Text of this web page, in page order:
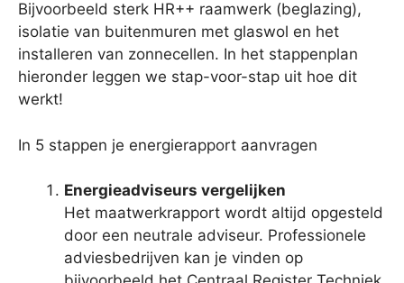
Bijvoorbeeld sterk HR++ raamwerk (beglazing),
isolatie van buitenmuren met glaswol en het
installeren van zonnecellen. In het stappenplan
hieronder leggen we stap-voor-stap uit hoe dit
werkt!
In 5 stappen je energierapport aanvragen
Energieadviseurs vergelijken
Het maatwerkrapport wordt altijd opgesteld
door een neutrale adviseur. Professionele
adviesbedrijven kan je vinden op